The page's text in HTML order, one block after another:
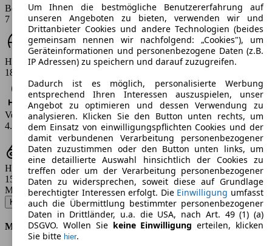
Beschleunigung (0-100 km/h)
7 - 11.1 s
Höchstgeschwindigkeit (km/h)
186 - 211 km/h
Verbrauch
4.9 - 6.1 l/100km
Hubraum
1598 - 1968 ccm
Modellbezeichnung :
Karoq 1.6 TDI SCR Drive 125 - 85 KW (115 PS) (2020/01 - 2020/11)▼
Motor & Leistung
Um Ihnen die bestmögliche Benutzererfahrung auf
unseren Angeboten zu bieten, verwenden wir und
Drittanbieter Cookies und andere Technologien (beides
gemeinsam nennen wir nachfolgend: „Cookies"), um
Geräteinformationen und personenbezogene Daten (z.B.
IP Adressen) zu speichern und darauf zuzugreifen.
Dadurch ist es möglich, personalisierte Werbung
entsprechend Ihren Interessen auszuspielen, unser
Angebot zu optimieren und dessen Verwendung zu
analysieren. Klicken Sie den Button unten rechts, um
dem Einsatz von einwilligungspflichten Cookies und der
damit verbundenen Verarbeitung personenbezogener
Daten zuzustimmen oder den Button unten links, um
eine detaillierte Auswahl hinsichtlich der Cookies zu
treffen oder um der Verarbeitung personenbezogener
Daten zu widersprechen, soweit diese auf Grundlage
berechtigter Interessen erfolgt. Die Einwilligung umfasst
auch die Übermittlung bestimmter personenbezogener
Daten in Drittländer, u.a. die USA, nach Art. 49 (1) (a)
DSGVO. Wollen Sie keine Einwilligung erteilen, klicken
Sie bitte hier.